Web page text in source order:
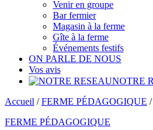
Venir en groupe
Bar fermier
Magasin à la ferme
Gîte à la ferme
Événements festifs
ON PARLE DE NOUS
Vos avis
NOTRE
Accueil /FERME PÉDAGOGIQUE /
FERME PÉDAGOGIQUE